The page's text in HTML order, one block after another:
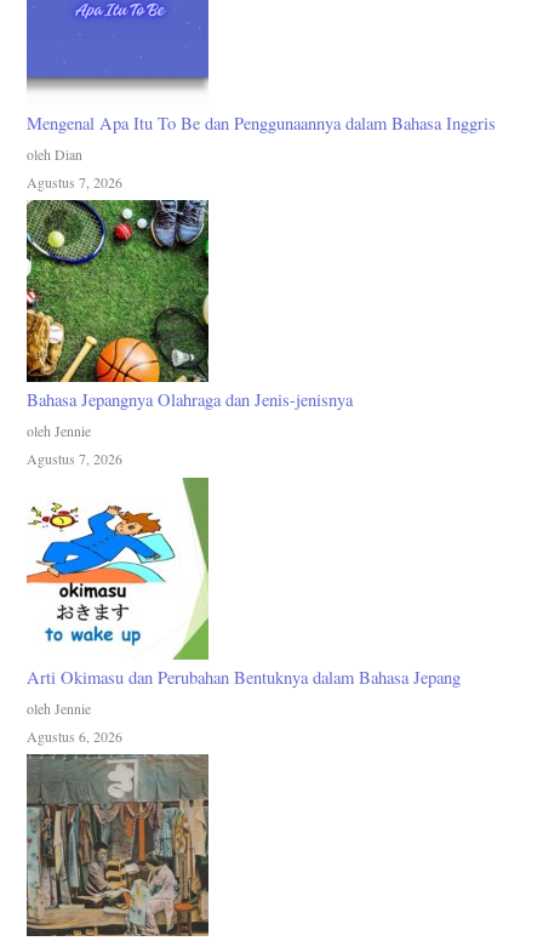
Mengenal Apa Itu To Be dan Penggunaannya dalam Bahasa Inggris
oleh Dian
Agustus 7, 2026
Bahasa Jepangnya Olahraga dan Jenis-jenisnya
oleh Jennie
Agustus 7, 2026
Arti Okimasu dan Perubahan Bentuknya dalam Bahasa Jepang
oleh Jennie
Agustus 6, 2026